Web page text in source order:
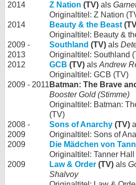
2014
Z Nation (TV) als
Originaltitel: Z Nation
2014
Beauty & the Beast
Originaltitel: Beauty &
2009 -
2013
Southland (TV) als
Originaltitel: Southland
2012
GCB (TV) als Andrew
Originaltitel: GCB (TV)
2009 - 2011 Batman: The Brave
Booster Gold (Stimme)
Originaltitel: Batman:
(TV)
2008 -
2009
Sons of Anarchy (TV)
Originaltitel: Sons of
2009
Die Mädchen von
Originaltitel: Tanner Hall
2009
Law & Order (TV) als
Shalvoy